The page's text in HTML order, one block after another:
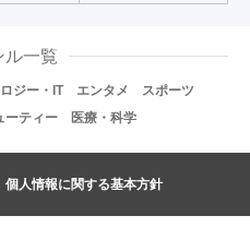
ル一覧
ジー・IT エンタメ
スポーツ
ーティー 医療・科学
個人情報に関する基本方針